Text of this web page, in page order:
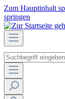
Zum Hauptinhalt
springen